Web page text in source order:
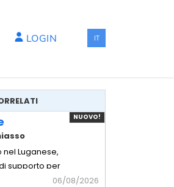
LOGIN IT
NUOVO!
nel Luganese,
supporto per
arredi di alta06/08/2026